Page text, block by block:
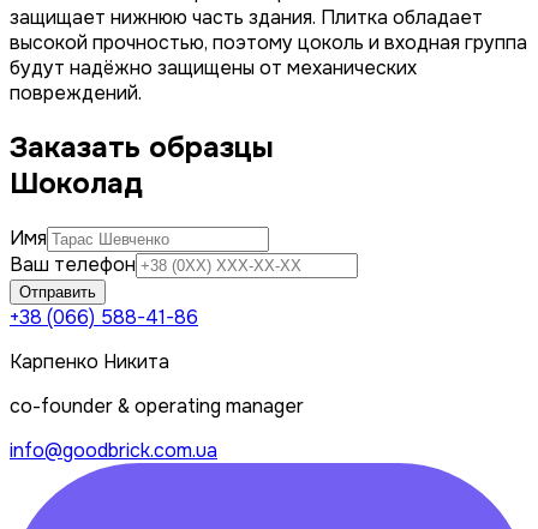
защищает нижнюю часть здания. Плитка обладает
высокой прочностью, поэтому цоколь и входная группа
будут надёжно защищены от механических
повреждений.
Заказать образцы
Шоколад
Имя
Ваш телефон
Отправить
+38 (066) 588-41-86
Карпенко Никита
co-founder & operating manager
info@goodbrick.com.ua